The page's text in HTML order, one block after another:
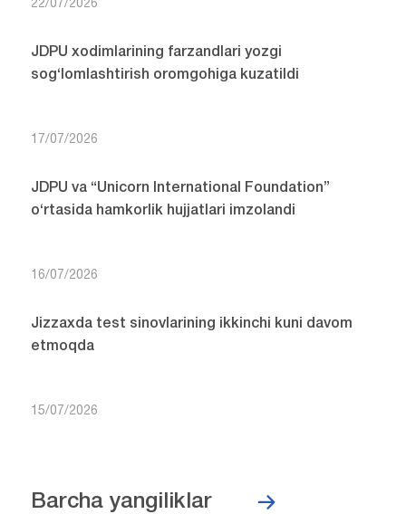
22/07/2026
JDPU xodimlarining farzandlari yozgi
sog‘lomlashtirish oromgohiga kuzatildi
17/07/2026
JDPU va “Unicorn International Foundation”
o‘rtasida hamkorlik hujjatlari imzolandi
16/07/2026
Jizzaxda test sinovlarining ikkinchi kuni davom
etmoqda
15/07/2026
Barcha yangiliklar